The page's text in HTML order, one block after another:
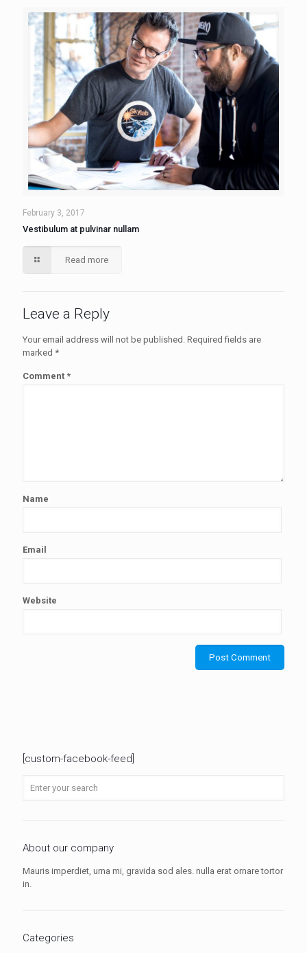
February 3, 2017
Vestibulum at pulvinar nullam
Read more
Leave a Reply
Your email address will not be published. Required fields are
marked *
Comment *
Name
Email
Website
[custom-facebook-feed]
About our company
Mauris imperdiet, urna mi, gravida sod ales. nulla erat ornare tortor
in.
Categories